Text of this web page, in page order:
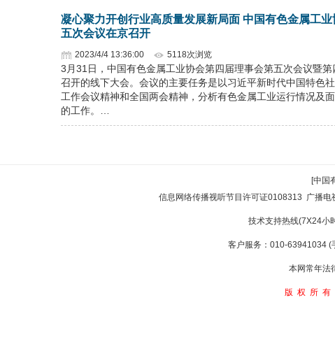
凝心聚力开创行业高质量发展新局面 中国有色金属工
五次会议在京召开
2023/4/4 13:36:00 5118次浏览
3月31日，中国有色金属工业协会第四届理事会第五次会议暨
召开的线下大会。会议的主要任务是以习近平新时代中国特色
工作会议精神和全国两会精神，分析有色金属工业运行情况及
的工作。…
[中国
信息网络传播视听节目许可证0108313 广播电
技术支持热线(7X24小
客户服务：010-63941034 (
本网常年法
版权所